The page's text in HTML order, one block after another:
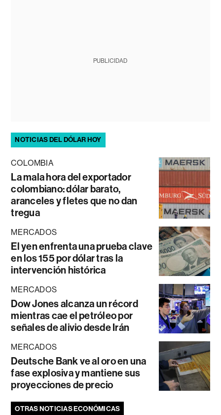
PUBLICIDAD
NOTICIAS DEL DÓLAR HOY
COLOMBIA
La mala hora del exportador
colombiano: dólar barato,
aranceles y fletes que no dan
tregua
MERCADOS
El yen enfrenta una prueba clave
en los 155 por dólar tras la
intervención histórica
MERCADOS
Dow Jones alcanza un récord
mientras cae el petróleo por
señales de alivio desde Irán
MERCADOS
Deutsche Bank ve al oro en una
fase explosiva y mantiene sus
proyecciones de precio
OTRAS NOTICIAS ECONÓMICAS